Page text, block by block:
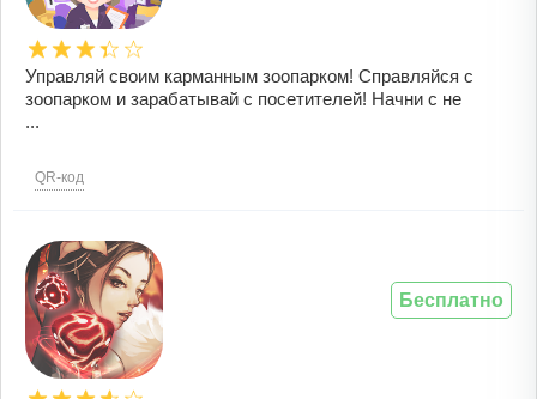
Управляй своим карманным зоопарком! Справляйся с
зоопарком и зарабатывай с посетителей! Начни с не
...
QR-код
Бесплатно